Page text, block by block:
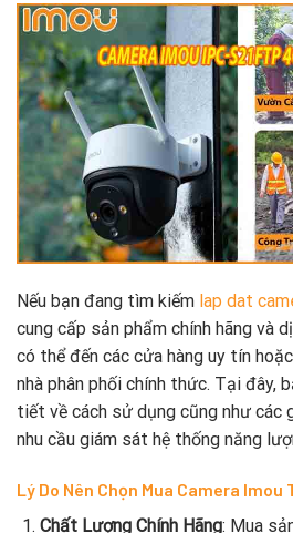
Nếu bạn đang tìm kiếm lap dat
cung cấp sản phẩm chính hãng và
có thể đến các cửa hàng uy tín
nhà phân phối chính thức. Tại đây,
tiết về cách sử dụng cũng như các
nhu cầu giám sát hệ thống năng
Lý Do Nên Chọn Mua Camera Imou
Chất Lượng Chính Hãng: Mua